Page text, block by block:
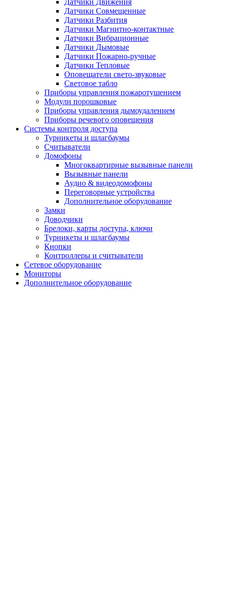
Датчики Совмещенные
Датчики Разбития
Датчики Магнитно-контактные
Датчики Вибрационные
Датчики Дымовые
Датчики Пожарно-ручные
Датчики Тепловые
Оповещатели свето-звуковые
Световое табло
Приборы управления пожаротушением
Модули порошковые
Приборы управления дымоудалением
Приборы речевого оповещения
Системы контроля доступа
Турникеты и шлагбаумы
Cчитыватели
Домофоны
Многоквартирные вызывные панели
Вызывные панели
Аудио & видеодомофоны
Переговорные устройства
Дополнительное оборудование
Замки
Доводчики
Брелоки, карты доступа, ключи
Турникеты и шлагбаумы
Кнопки
Контроллеры и считыватели
Сетевое оборудование
Мониторы
Дополнительное оборудование